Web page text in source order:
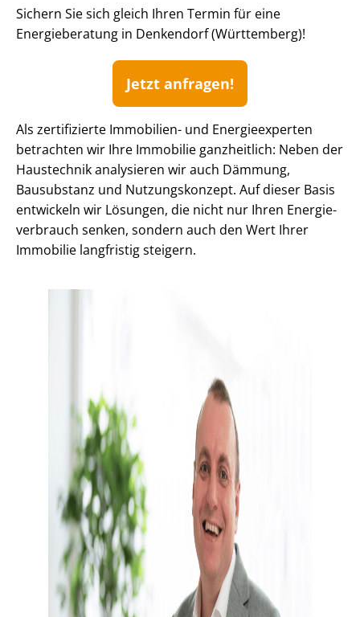
Sichern Sie sich gleich Ihren Termin für eine
Energieberatung in Denkendorf (Württemberg)!
Jetzt anfragen!
Als zertifizierte Immobilien- und Energieexperten
betrachten wir Ihre Immobilie ganzheitlich: Neben der
Haustechnik analysieren wir auch Dämmung,
Bausubstanz und Nutzungskonzept. Auf dieser Basis
entwickeln wir Lösungen, die nicht nur Ihren En­er­gie­
ver­brauch senken, sondern auch den Wert Ihrer
Immobilie langfristig steigern.